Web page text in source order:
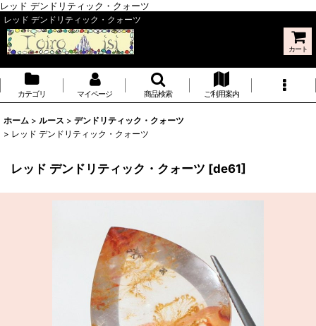
レッド デンドリティック・クォーツ
レッド デンドリティック・クォーツ
カート
カテゴリ マイページ 商品検索 ご利用案内
ホーム > ルース > デンドリティック・クォーツ
> レッド デンドリティック・クォーツ
レッド デンドリティック・クォーツ [de61]